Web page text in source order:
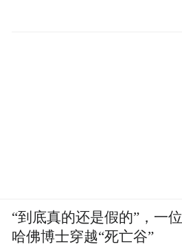
“到底真的还是假的”，一位
哈佛博士穿越“死亡谷”